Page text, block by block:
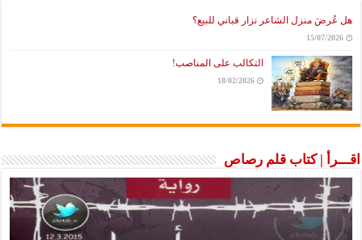
هل عُرضَ منزل الشاعر نزار قباني للبيع؟
15/07/2026
التكالب على المناصب!
18/02/2026
اقـــرأ | كتاب قلم رصاص